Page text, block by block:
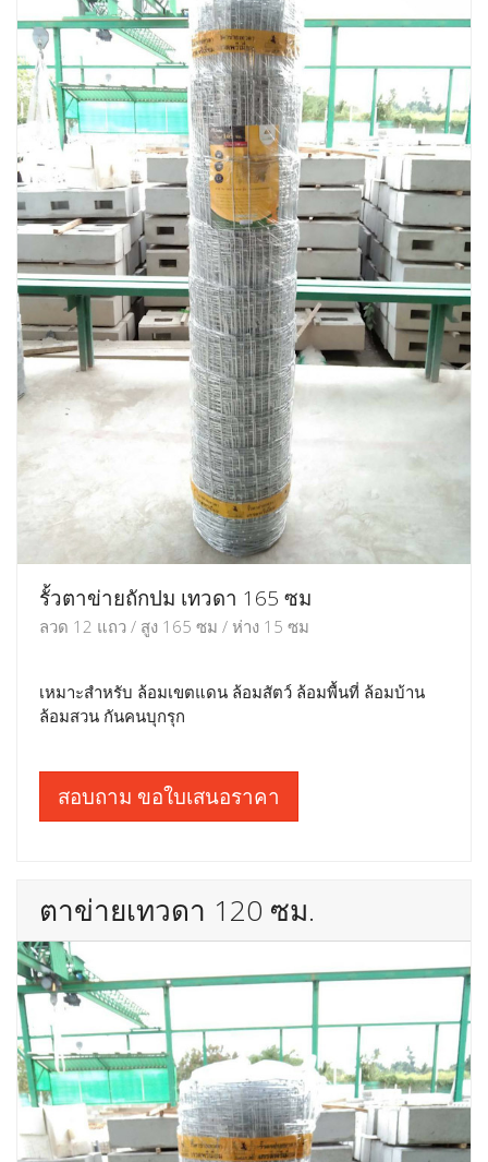
รั้วตาข่ายถักปม เทวดา 165 ซม
ลวด 12 แถว / สูง 165 ซม / ห่าง 15 ซม
เหมาะสำหรับ ล้อมเขตแดน ล้อมสัตว์ ล้อมพื้นที่ ล้อมบ้าน
ล้อมสวน กันคนบุกรุก
สอบถาม ขอใบเสนอราคา
ตาข่ายเทวดา 120 ซม.